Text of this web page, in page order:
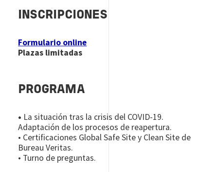
INSCRIPCIONES
Formulario online
Plazas limitadas
PROGRAMA
• La situación tras la crisis del COVID-19.
Adaptación de los procesos de reapertura.
• Certificaciones Global Safe Site y Clean Site de
Bureau Veritas.
• Turno de preguntas.